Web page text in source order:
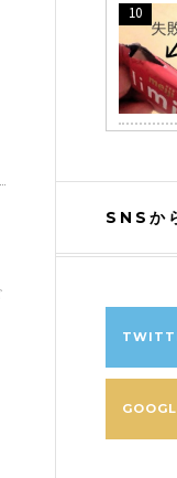
SNSか